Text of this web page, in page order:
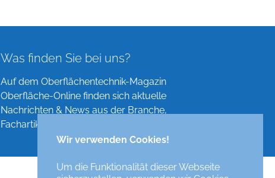
Wir verwenden Cookies!
Um die Funktionalität dieser Webseite
Was finden Sie bei uns?
Auf dem Oberflächentechnik-Magazin
Oberfläche-Online finden sich aktuelle
Nachrichten & News aus der Branche,
Fachartikel, Verzeichnisse und mehr!